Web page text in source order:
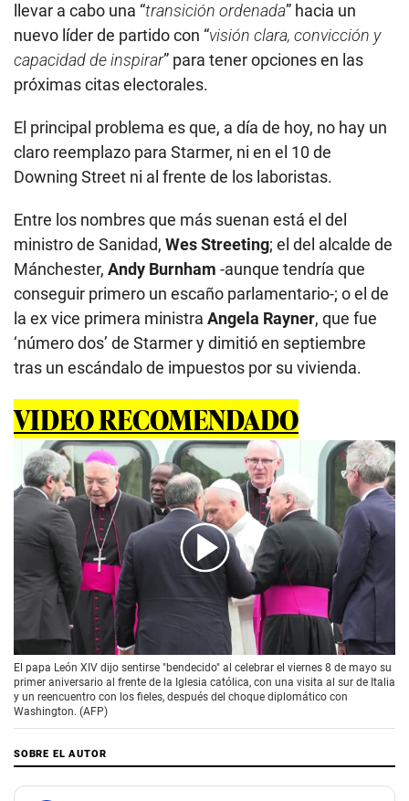
llevar a cabo una “transición ordenada” hacia un
nuevo líder de partido con “visión clara, convicción y
capacidad de inspirar” para tener opciones en las
próximas citas electorales.
El principal problema es que, a día de hoy, no hay un
claro reemplazo para Starmer, ni en el 10 de
Downing Street ni al frente de los laboristas.
Entre los nombres que más suenan está el del
ministro de Sanidad, Wes Streeting; el del alcalde de
Mánchester, Andy Burnham -aunque tendría que
conseguir primero un escaño parlamentario-; o el de
la ex vice primera ministra Angela Rayner, que fue
‘número dos’ de Starmer y dimitió en septiembre
tras un escándalo de impuestos por su vivienda.
VIDEO RECOMENDADO
00:00 01:32
El papa León XIV dijo sentirse "bendecido" al celebrar el viernes 8 de mayo su
primer aniversario al frente de la Iglesia católica, con una visita al sur de Italia
y un reencuentro con los fieles, después del choque diplomático con
Washington. (AFP)
SOBRE EL AUTOR